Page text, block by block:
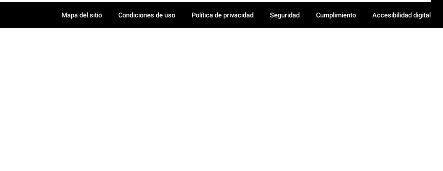
Mapa del sitio Condiciones de uso Política de privacidad Seguridad Cumplimiento Accesibilidad digital